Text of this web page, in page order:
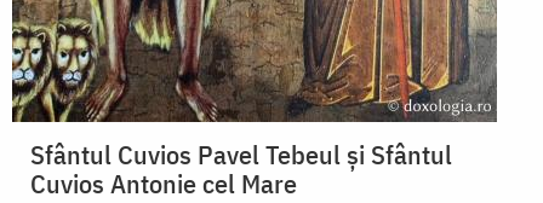
Sfântul Cuvios Pavel Tebeul și Sfântul
Cuvios Antonie cel Mare